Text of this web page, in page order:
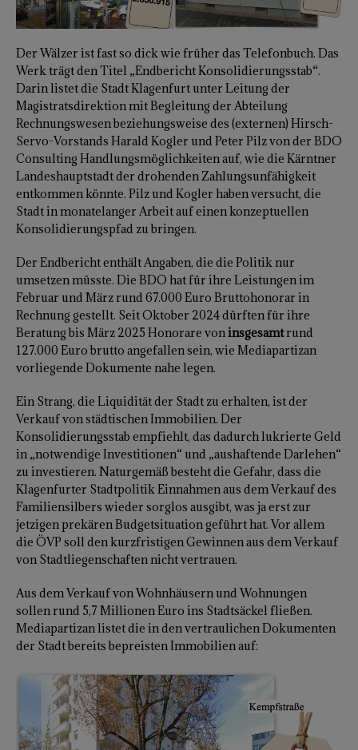
Der Wälzer ist fast so dick wie früher das Telefonbuch. Das
Werk trägt den Titel „Endbericht Konsolidierungsstab“.
Darin listet die Stadt Klagenfurt unter Leitung der
Magistratsdirektion mit Begleitung der Abteilung
Rechnungswesen beziehungsweise des (externen) Hirsch-
Servo-Vorstands Harald Kogler und Peter Pilz von der BDO
Consulting Handlungsmöglichkeiten auf, wie die Kärntner
Landeshauptstadt der drohenden Zahlungsunfähigkeit
entkommen könnte. Pilz und Kogler haben versucht, die
Stadt in monatelanger Arbeit auf einen konzeptuellen
Konsolidierungspfad zu bringen.
Der Endbericht enthält Angaben, die die Politik nur
umsetzen müsste. Die BDO hat für ihre Leistungen im
Februar und März rund 67.000 Euro Bruttohonorar in
Rechnung gestellt. Seit Oktober 2024 dürften für ihre
Beratung bis März 2025 Honorare voninsgesamtrund
127.000 Euro brutto angefallen sein, wie Mediapartizan
vorliegende Dokumente nahe legen.
Ein Strang, die Liquidität der Stadt zu erhalten, ist der
Verkauf von städtischen Immobilien. Der
Konsolidierungsstab empfiehlt, das dadurch lukrierte Geld
in „notwendige Investitionen“ und „aushaftende Darlehen“
zu investieren. Naturgemäß besteht die Gefahr, dass die
Klagenfurter Stadtpolitik Einnahmen aus dem Verkauf des
Familiensilbers wieder sorglos ausgibt, was ja erst zur
jetzigen prekären Budgetsituation geführt hat. Vor allem
die ÖVP soll den kurzfristigen Gewinnen aus dem Verkauf
von Stadtliegenschaften nicht vertrauen.
Aus dem Verkauf von Wohnhäusern und Wohnungen
sollen rund 5,7 Millionen Euro ins Stadtsäckel fließen.
Mediapartizan listet die in den vertraulichen Dokumenten
der Stadt bereits bepreisten Immobilien auf: